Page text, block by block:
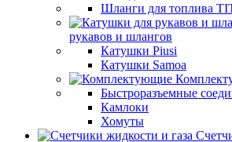
Шланги для топлива
рукавов и шлангов
Катушки Piusi
Катушки Samoa
Быстроразъемные
Камлоки
Хомуты